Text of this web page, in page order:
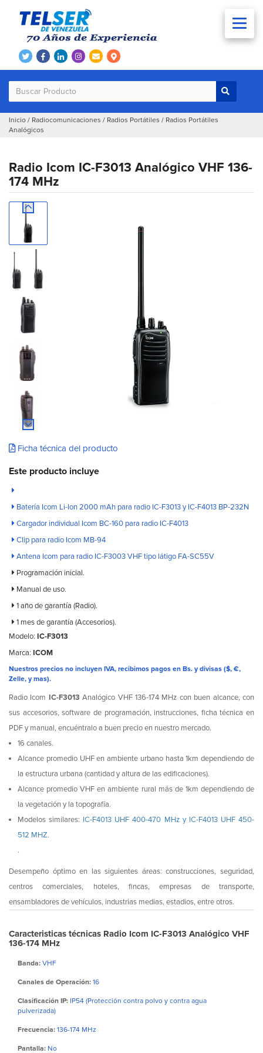
Inicio / Radiocomunicaciones / Radios Portátiles / Radios Portátiles
Analógicos
Radio Icom IC-F3013 Analógico VHF 136-
174 MHz
Ficha técnica del producto
Este producto incluye
Batería Icom Li-Ion 2000 mAh para radio IC-F3013 y IC-F4013 BP-232N
Cargador individual Icom BC-160 para radio IC-F4013
Clip para radio Icom MB-94
Antena Icom para radio IC-F3003 VHF tipo látigo FA-SC55V
Programación inicial.
Manual de uso.
1 año de garantía (Radio).
1 mes de garantía (Accesorios).
Modelo: IC-F3013
Marca: ICOM
Nuestros precios no incluyen IVA, recibimos pagos en Bs. y divisas ($, €,
Zelle, y mas).
Radio Icom IC-F3013 Analógico VHF 136-174 MHz con buen alcance, con
sus accesorios, software de programación, instrucciones, ficha técnica en
PDF y manual, encuéntralo a buen precio en nuestro mercado.
16 canales.
Alcance promedio UHF en ambiente urbano hasta 1km dependiendo de
la estructura urbana (cantidad y altura de las edificaciones).
Alcance promedio VHF en ambiente rural más de 1km dependiendo de
la vegetación y la topografía.
Modelos similares: IC-F4013 UHF 400-470 MHz y IC-F4013 UHF 450-
512 MHZ.
.
Desempeño óptimo en las siguientes áreas: construcciones, seguridad,
centros comerciales, hoteles, fincas, empresas de transporte,
ensambladores de vehículos, industrias medias, estadios, entre otros.
Caracteristicas técnicas Radio Icom IC-F3013 Analógico VHF
136-174 MHz
Banda: VHF
Canales de Operación: 16
Clasificación IP: IP54 (Protección contra polvo y contra agua
pulverizada)
Frecuencia: 136-174 MHz
Pantalla: No